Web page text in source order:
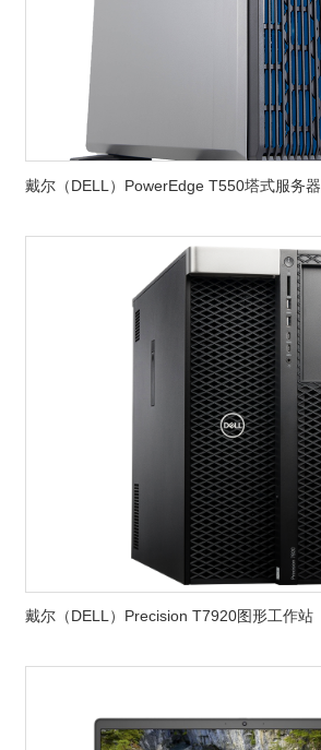
戴尔（DELL）PowerEdge T550塔式服务器
戴尔（DELL）Precision T7920图形工作站